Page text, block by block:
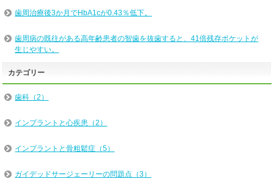
歯周治療後3か月でHbA1cが0.43％低下。
歯周病の既往がある高年齢患者の智歯を抜歯すると、41倍残存ポケットが
生じやすい。
カテゴリー
歯科（2）
インプラントと心疾患（2）
インプラントと骨粗鬆症（5）
ガイデッドサージェーリーの問題点（3）